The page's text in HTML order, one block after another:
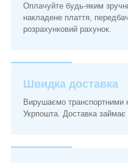
Оплачуйте будь-яким
накладене плаття,
розрахунковий рахунок.
Швидка доставка
Вирушаємо транспортними
Укрпошта. Доставка займає